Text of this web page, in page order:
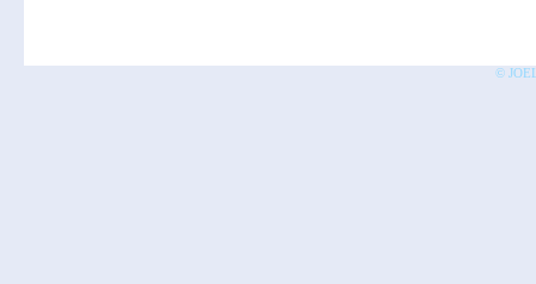
©